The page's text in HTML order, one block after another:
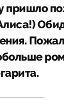
пришло